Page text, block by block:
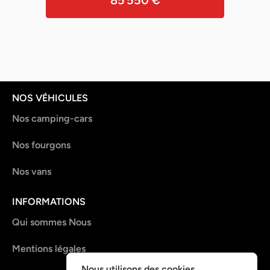
NOS VÉHICULES
Nos camping-cars
Nos fourgons
Nos vans
INFORMATIONS
Qui sommes Nous
Mentions légales